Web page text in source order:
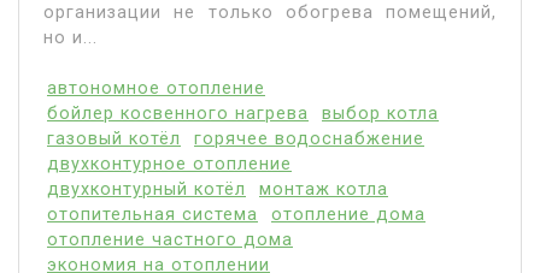
организации не только обогрева помещений,
но и...
автономное отопление
бойлер косвенного нагрева
выбор котла
газовый котёл
горячее водоснабжение
двухконтурное отопление
двухконтурный котёл
монтаж котла
отопительная система
отопление дома
отопление частного дома
экономия на отоплении